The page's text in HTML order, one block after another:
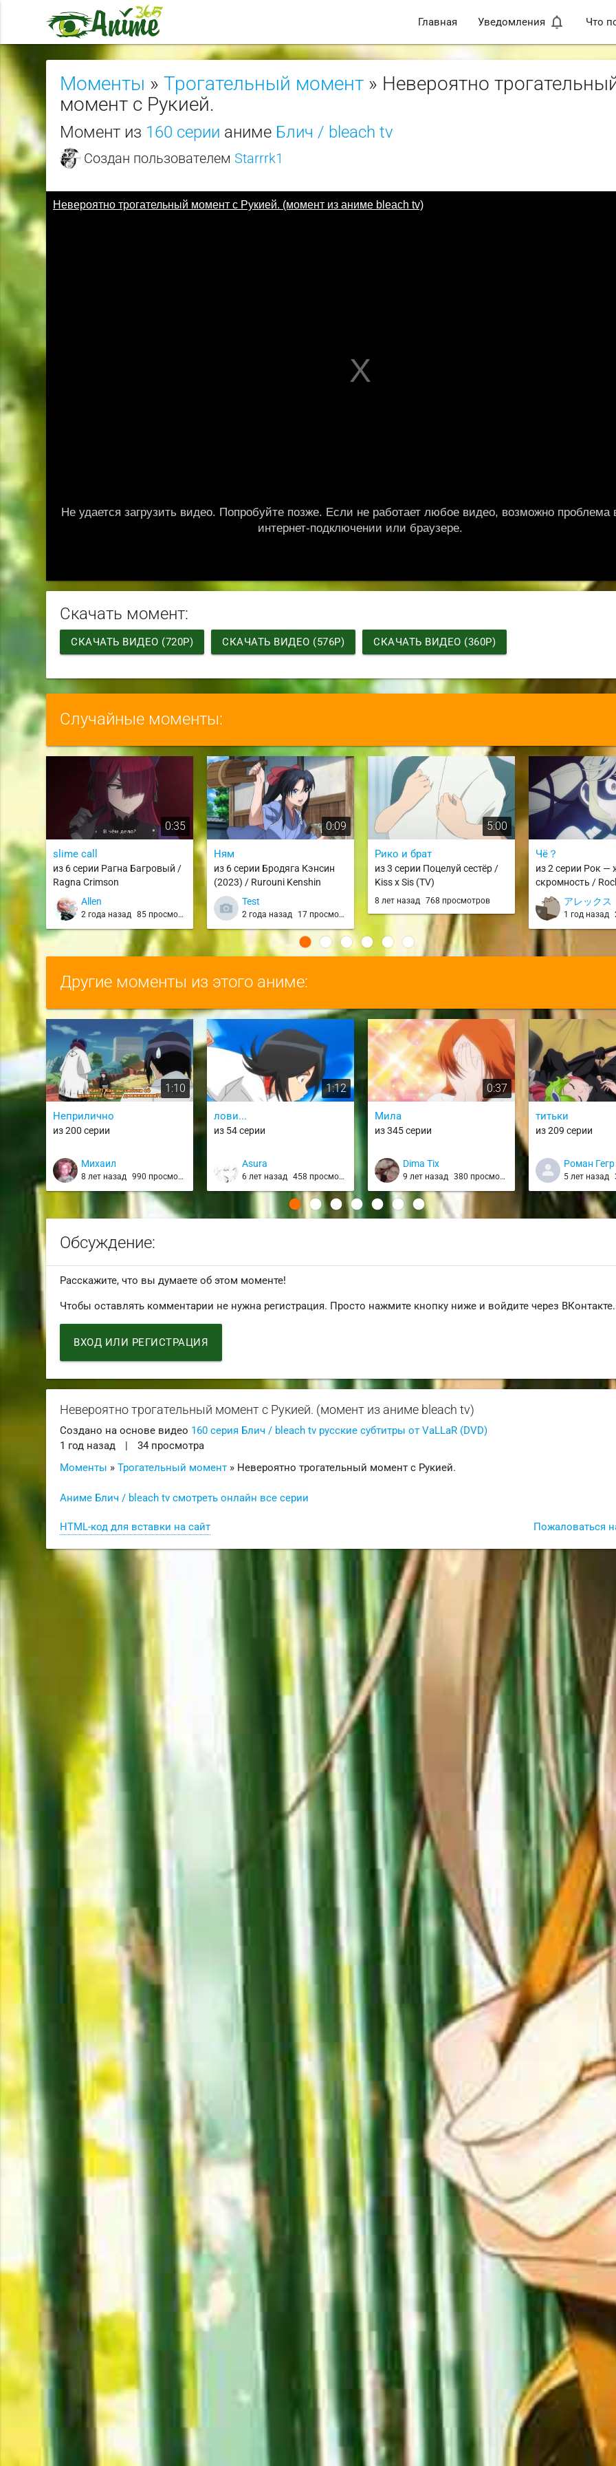
Главная Уведомления notifications_none Что
Моменты »Трогательный момент » Невероятно
момент с Рукией.
Момент из 160 серии аниме Блич / bleach tv
Создан пользователем Starrrk1
Скачать момент:
СКАЧАТЬ ВИДЕО (720P) СКАЧАТЬ ВИДЕО (576P) СКАЧАТЬ ВИДЕО (360P)
Случайные моменты:
0:35
slime call
из 6 серии Рагна Багровый /
Ragna Crimson
Allen
2 года назад 85 просмотров
0:09
Ням
из 6 серии Бродяга Кэнсин
(2023) / Rurouni Kenshin
(2023)Test
2 года назад 17 просмотров
5:00
Рико и брат
из 3 серии Поцелуй сестёр /
Kiss x Sis (TV)
8 лет назад 768 просмотров
Чё？
из 2 серии Рок —
скромность /
no Tashinami
アレックス
1 год назад
Другие моменты из этого аниме:
1:10
Неприлично
из 200 серии
Михаил
8 лет назад 990 просмотров
1:12
лови...
из 54 серии
Asura
6 лет назад 458 просмотров
0:37
Мила
из 345 серии
Dima Tix
9 лет назад 380 просмотров
титьки
из 209 серии
Роман Гегр
5 лет назад
Обсуждение:
Расскажите, что вы думаете об этом моменте!
Чтобы оставлять комментарии не нужна регистрация. Просто нажмите кнопку ниже и войдите через ВКонтакте.
ВХОД ИЛИ РЕГИСТРАЦИЯ
Невероятно трогательный момент с Рукией. (момент из аниме bleach tv)
Создано на основе видео 160 серия Блич / bleach tv русские субтитры от VaLLaR (DVD)
1 год назад
|
34 просмотра
Моменты »Трогательный момент » Невероятно трогательный момент с Рукией.
Аниме Блич / bleach tv смотреть онлайн все серии
Пожаловаться
HTML-код для вставки на сайт